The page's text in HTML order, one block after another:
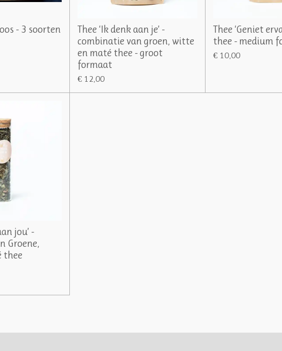
- 3 soorten
Thee ‘Ik denk aan je’ -
combinatie van groen, witte
en maté thee - groot
formaat
€ 12,00
Thee ‘Geniet
thee - medium
€ 10,00
jou’ -
Groene,
thee